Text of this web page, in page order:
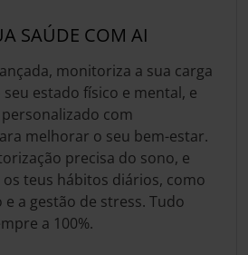
SAÚDE COM AI
monitoriza a sua carga
estado físico e mental, e
com
melhorar o seu bem-estar.
precisa do sono, e
teus hábitos diários, como
a gestão de stress. Tudo
a 100%.